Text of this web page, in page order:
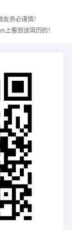
务必谨慎！
上看到该简历的！